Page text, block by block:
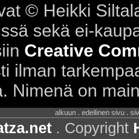
© Heikki
sekä ei-
Creative
ilman
Nimenä on
alkuun . edellinen sivu .
. Copyright